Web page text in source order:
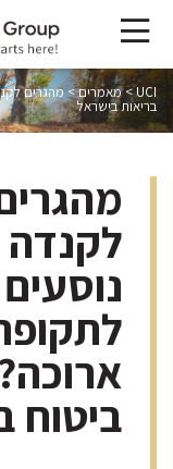
UCI
>מאמרים>מהגרים
בריאות בישראל
לקנדה
נוסעים
ביטוח